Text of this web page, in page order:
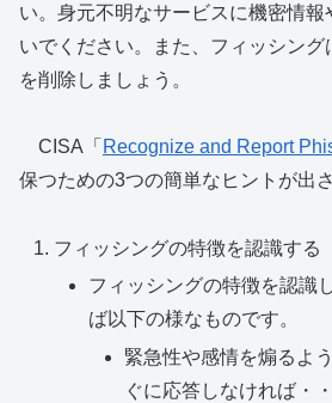
い。身元不明なサービスに機密情
いでください。また、フィッシン
を削除しましょう。
CISA「 Recognize and Report
保つための3つの簡単なヒントが出
フィッシングの特徴を認識する
フィッシングの特徴を認識
ば以下の様なものです。
緊急性や感情を煽るよ
ぐに応答しなければ・